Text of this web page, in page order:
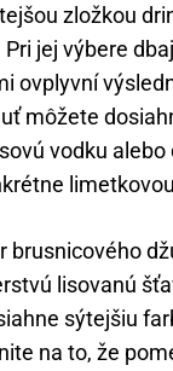
zložkou
Pri jej výbere
ovplyvní
môžete
vodku alebo
brusnicového
lisovanú
sýtejšiu
na to, že